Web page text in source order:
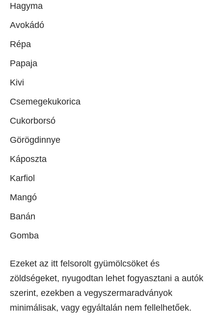
Hagyma
Avokádó
Répa
Papaja
Kivi
Csemegekukorica
Cukorborsó
Görögdinnye
Káposzta
Karfiol
Mangó
Banán
Gomba
Ezeket az itt felsorolt gyümölcsöket és
zöldségeket, nyugodtan lehet fogyasztani a autók
szerint, ezekben a vegyszermaradványok
minimálisak, vagy egyáltalán nem fellelhetőek.